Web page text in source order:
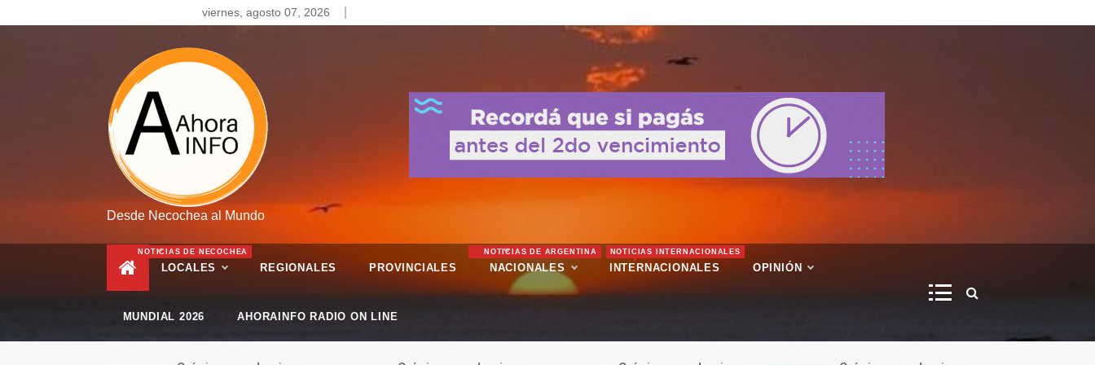
to
viernes, agosto 07, 2026
Desde Necochea al Mundo
LOCALES
NOTICIAS DE NECOCHEA
REGIONALES PROVINCIALES NACIONALES
NOTICIAS DE ARGENTINA
INTERNACIONALES
NOTICIAS INTERNACIONALES
OPINIÓN
MUNDIAL 2026 AHORAINFO RADIO ON LINE